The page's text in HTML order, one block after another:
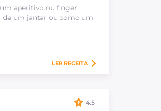
aperitivo ou finger
de um jantar ou como um
LER RECEITA
4.5